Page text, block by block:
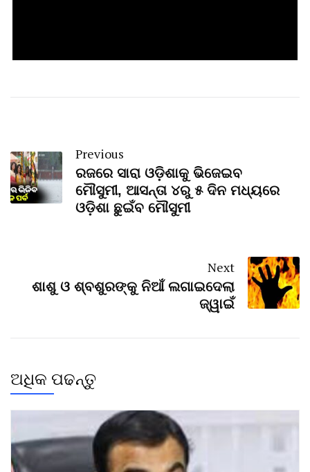
Previous
ରଜରେ ସାରା ଓଡ଼ିଶାକୁ ଭିଜେଇବ
ମୌସୁମୀ, ଆସନ୍ତା ୪ରୁ ୫ ଦିନ ମଧ୍ୟରେ
ଓଡ଼ିଶା ଛୁଇଁବ ମୌସୁମୀ
Next
ଶାଶୁ ଓ ଶ୍ବଶୁରଙ୍କୁ ନିଆଁ ଲଗାଇଦେଲା
ଜ୍ୱାଇଁ
ଅଧିକ ପଢନ୍ତୁ